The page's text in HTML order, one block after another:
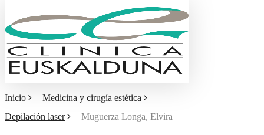
to
main
content
Menu
Inicio
Medicina y cirugía estética
Depilación laser
Muguerza Longa, Elvira